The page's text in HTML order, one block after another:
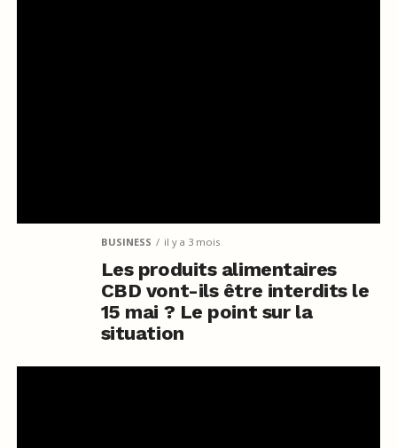
BUSINESS il y a 3 mois
Les produits alimentaires
CBD vont-ils être interdits le
15 mai ? Le point sur la
situation